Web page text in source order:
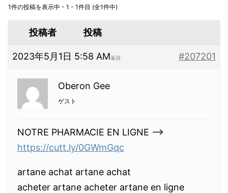
1件の投稿を表示中 - 1 - 1件目 (全1件中)
投稿者 投稿
2023年5月1日 5:58 AM #207201
返信
Oberon Gee
ゲスト
NOTRE PHARMACIE EN LIGNE —>
https://cutt.ly/0GWmGqc
artane achat artane achat
acheter artane acheter artane en ligne